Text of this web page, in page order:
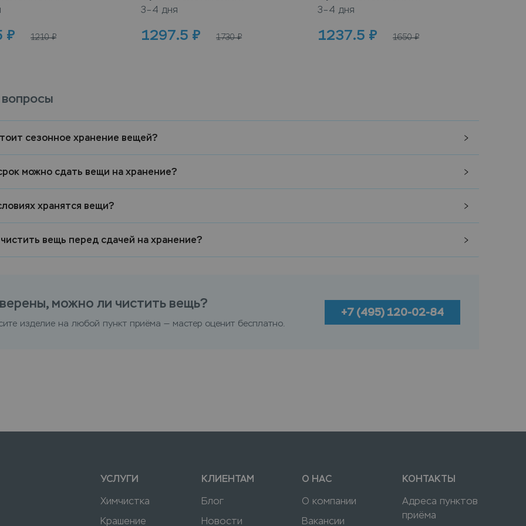
₽ 1210 ₽
3–4 дня
1297.5 ₽ 1730 ₽
3–4 дня
1237.5 ₽ 1650 ₽
сезонное хранение вещей?
можно сдать вещи на хранение?
хранятся вещи?
вещь перед сдачей на хранение?
можно ли чистить вещь?
изделие на любой пункт приёма — мастер оценит бесплатно.
+7 (495) 120-02-84
УСЛУГИ
Химчистка
Крашение
КЛИЕНТАМ
Блог
Новости
О НАС
О компании
Вакансии
КОНТАКТЫ
Адреса пунктов
приёма